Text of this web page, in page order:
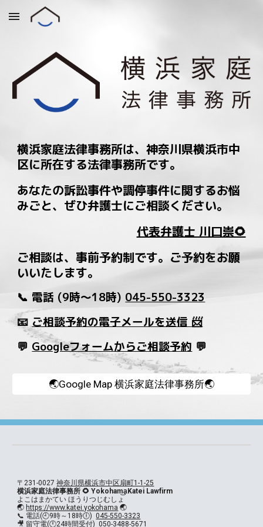
Skip to main content
横浜家庭法律事務所は、神奈川県横浜市中
区に所在する法律事務所です。
あなたの訴訟事件や調停事件に関するお悩
みごと、ぜひ弁護士にご相談ください。
代表弁護士 川口崇🌻
ご相談は、事前予約制です。 ご予約をお願
いいたします。
📞 電話 (9時～18時) 045-550-3323
📧 ご相談予約の電子メールを送信 📨
💬 Googleフォームからご相談予約 💬
🌏Google Map 横浜家庭法律事務所🌏
〒231-0027神奈川県横浜市中区扇町1-1-25
横浜家庭法律事務所 🌻 Yokoham͜a͉Katei Lawfirm
よこはまかてい ほうりつじむしょ
🌏 https://www.katei.yokohama 🌏
📞 電話(🕘9時～18時🕕)045-550-3323
🎥 留守電(🕛24時間受付)050-3488-5671